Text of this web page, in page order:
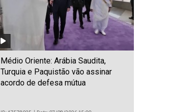
Médio Oriente: Arábia Saudita,
Turquia e Paquistão vão assinar
acordo de defesa mútua